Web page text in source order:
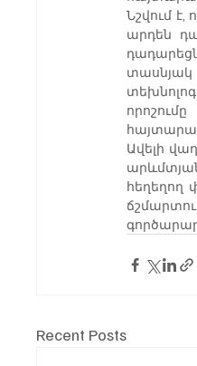
Նշվում է,
արդեն
տասնյակ
Ավելի
հեղեղող
Recent Posts